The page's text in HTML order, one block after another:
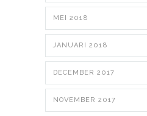
MEI 2018
JANUARI 2018
DECEMBER 2017
NOVEMBER 2017